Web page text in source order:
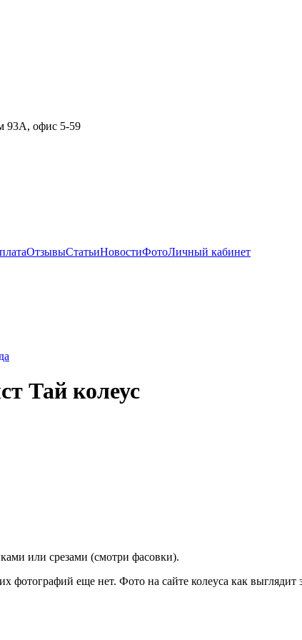
93А, офис 5-59
ОтзывыСтатьиНовостиФотоЛичный кабинет
Тай колеус
или срезами (смотри фасовки).
фотографий еще нет. Фото на сайте колеуса как